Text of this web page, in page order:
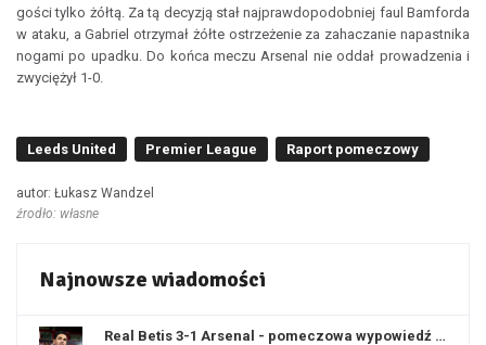
gości tylko żółtą. Za tą decyzją stał najprawdopodobniej faul Bamforda
w ataku, a Gabriel otrzymał żółte ostrzeżenie za zahaczanie napastnika
nogami po upadku. Do końca meczu Arsenal nie oddał prowadzenia i
zwyciężył 1-0.
Leeds United Premier League Raport pomeczowy
autor: Łukasz Wandzel
źrodło: własne
Najnowsze wiadomości
Real Betis 3-1 Arsenal - pomeczowa wypowiedź Artety